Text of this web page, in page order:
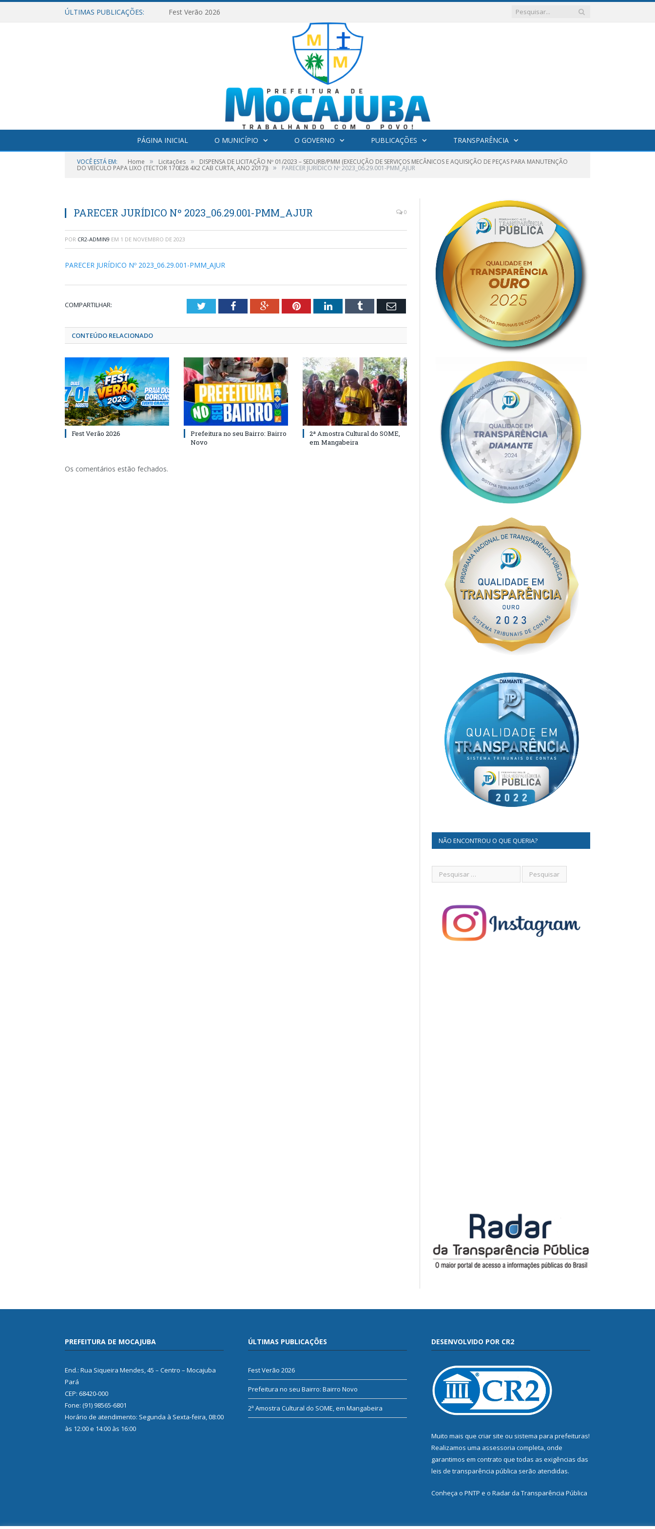
ÚLTIMAS PUBLICAÇÕES: Fest Verão 2026
PÁGINA INICIAL O MUNICÍPIO O GOVERNO PUBLICAÇÕES TRANSPARÊNCIA
VOCÊ ESTÁ EM: Home » Licitações » DISPENSA DE LICITAÇÃO Nº 01/2023 – SEDURB/PMM (EXECUÇÃO DE SERVIÇOS MECÂNICOS E AQUISIÇÃO DE PEÇAS PARA MANUTENÇÃO
DO VEÍCULO PAPA LIXO (TECTOR 170E28 4X2 CAB CURTA, ANO 2017)) » PARECER JURÍDICO Nº 2023_06.29.001-PMM_AJUR
PARECER JURÍDICO Nº 2023_06.29.001-PMM_AJUR 0
POR CR2-ADMIN9 EM 1 DE NOVEMBRO DE 2023
PARECER JURÍDICO Nº 2023_06.29.001-PMM_AJUR
COMPARTILHAR: TwitterFacebookGoogle+PinterestLinkedInTumblr Email
CONTEÚDO RELACIONADO
Fest Verão 2026
Prefeitura no seu Bairro: Bairro
Novo
2ª Amostra Cultural do SOME,
em Mangabeira
Os comentários estão fechados.
NÃO ENCONTROU O QUE QUERIA?
PREFEITURA DE MOCAJUBA
End.: Rua Siqueira Mendes, 45 – Centro – Mocajuba
Pará
CEP: 68420-000
Fone: (91) 98565-6801
Horário de atendimento: Segunda à Sexta-feira, 08:00
às 12:00 e 14:00 às 16:00
ÚLTIMAS PUBLICAÇÕES
Fest Verão 2026
Prefeitura no seu Bairro: Bairro Novo
2ª Amostra Cultural do SOME, em Mangabeira
DESENVOLVIDO POR CR2
Muito mais que criar site ou sistema para prefeituras!
Realizamos uma assessoria completa, onde
garantimos em contrato que todas as exigências das
leis de transparência pública serão atendidas.
Conheça o PNTP e o Radar da Transparência Pública